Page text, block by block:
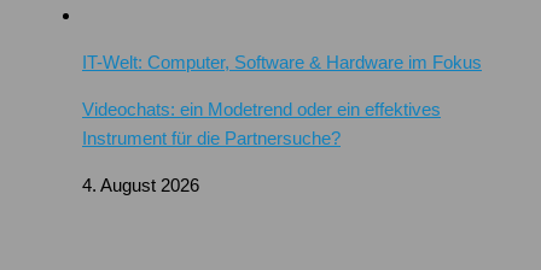
IT-Welt: Computer, Software & Hardware im Fokus
Videochats: ein Modetrend oder ein effektives
Instrument für die Partnersuche?
4. August 2026